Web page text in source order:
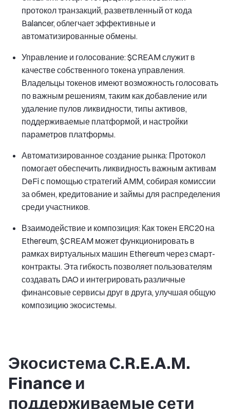
протокол транзакций, разветвленный от кода
Balancer, облегчает эффективные и
автоматизированные обмены.
Управление и голосование: $CREAM служит в
качестве собственного токена управления.
Владельцы токенов имеют возможность голосовать
по важным решениям, таким как добавление или
удаление пулов ликвидности, типы активов,
поддерживаемые платформой, и настройки
параметров платформы.
Автоматизированное создание рынка: Протокол
помогает обеспечить ликвидность важным активам
DeFi с помощью стратегий AMM, собирая комиссии
за обмен, кредитование и займы для распределения
среди участников.
Взаимодействие и композиция: Как токен ERC20 на
Ethereum, $CREAM может функционировать в
рамках виртуальных машин Ethereum через смарт-
контракты. Эта гибкость позволяет пользователям
создавать DAO и интегрировать различные
финансовые сервисы друг в друга, улучшая общую
композицию экосистемы.
Экосистема C.R.E.A.M.
Finance и
поддерживаемые сети